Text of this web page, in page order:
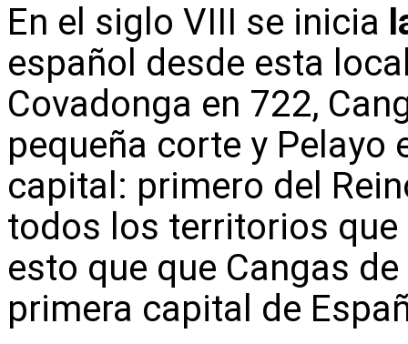
En el siglo VIII se inicia
español desde esta
Covadonga en 722,
pequeña corte y
capital: primero del
todos los territorios
esto que que Cangas
primera capital de